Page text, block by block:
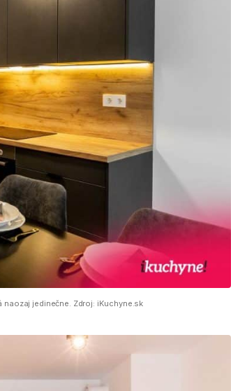
jedinečne. Zdroj: iKuchyne.sk